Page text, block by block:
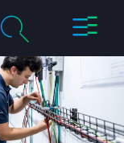
chevron_right
chevron_right